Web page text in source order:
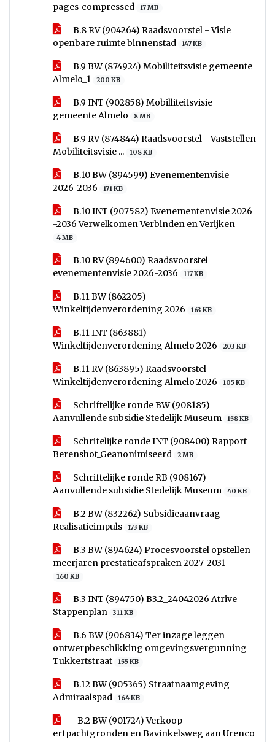
pages_compressed
17 MB
B.8 RV (904264) Raadsvoorstel - Visie
openbare ruimte binnenstad
147 KB
B.9 BW (874924) Mobiliteitsvisie gemeente
Almelo_1
200 KB
B.9 INT (902858) Mobilliteitsvisie
gemeente Almelo
8 MB
B.9 RV (874844) Raadsvoorstel - Vaststellen
Mobiliteitsvisie ...
108 KB
B.10 BW (894599) Evenementenvisie
2026-2036
171 KB
B.10 INT (907582) Evenementenvisie 2026
-2036 Verwelkomen Verbinden en Verijken
4 MB
B.10 RV (894600) Raadsvoorstel
evenementenvisie 2026-2036
117 KB
B.11 BW (862205)
Winkeltijdenverordening 2026
163 KB
B.11 INT (863881)
Winkeltijdenverordening Almelo 2026
203 KB
B.11 RV (863895) Raadsvoorstel -
Winkeltijdenverordening Almelo 2026
105 KB
Schriftelijke ronde BW (908185)
Aanvullende subsidie Stedelijk Museum
158 KB
Schrifelijke ronde INT (908400) Rapport
Berenshot_Geanonimiseerd
2 MB
Schriftelijke ronde RB (908167)
Aanvullende subsidie Stedelijk Museum
40 KB
B.2 BW (832262) Subsidieaanvraag
Realisatieimpuls
173 KB
B.3 BW (894624) Procesvoorstel opstellen
meerjaren prestatieafspraken 2027-2031
160 KB
B.3 INT (894750) B3.2_24042026 Atrive
Stappenplan
311 KB
B.6 BW (906834) Ter inzage leggen
ontwerpbeschikking omgevingsvergunning
Tukkertstraat
155 KB
B.12 BW (905365) Straatnaamgeving
Admiraalspad
164 KB
-B.2 BW (901724) Verkoop
erfpachtgronden en Bavinkelsweg aan Urenco